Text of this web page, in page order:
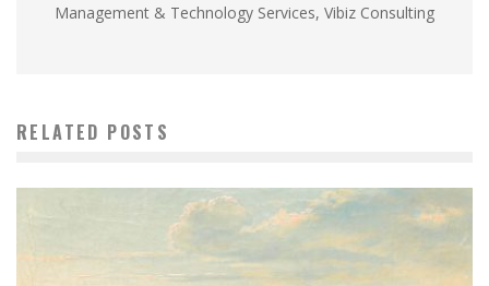
Management & Technology Services, Vibiz Consulting
RELATED POSTS